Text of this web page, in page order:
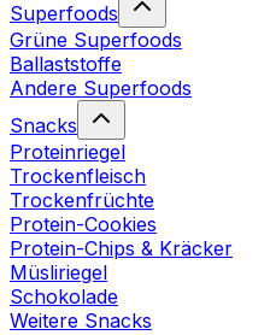
Superfoods
Grüne Superfoods
Ballaststoffe
Andere Superfoods
Snacks
Proteinriegel
Trockenfleisch
Trockenfrüchte
Protein-Cookies
Protein-Chips & Kräcker
Müsliriegel
Schokolade
Weitere Snacks